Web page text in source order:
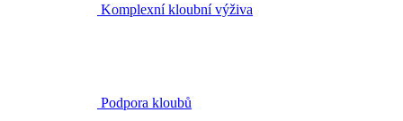
Komplexní kloubní výživa
Podpora kloubů